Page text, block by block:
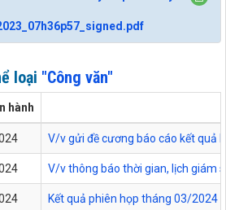
loại "Công văn"
hành
V/v gửi đề cương báo cáo kết quả
V/v thông báo thời gian, lịch giám
Kết quả phiên họp tháng 03/2024